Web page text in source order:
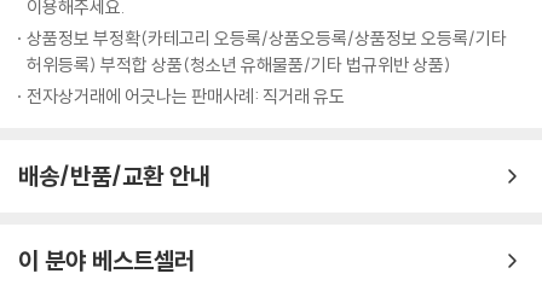
03) 아말피 해안과 남부 지역
-남부 지역의 하이라이트, 아말피 해안
▶이탈리아 남부 도시
② 폼페이
③ 소렌토
⑤ 아말피
북부 지역의 하이라이트 돌로미티부터
남쪽의 아말피, 소렌토, 살레르노까지
이탈리아 전역이 내 손바닥에 안에 꽉 있다!
북부 지역의 하이라이트인 돌로미티는 자동차 없이 여행하기 어려운 곳이
다. 알프스 산맥의 일부인 돌로미티에는 3,000m 이상의 봉우리가 18개,
있다. 눈으로 보면서도 믿기지 않는 대자연의 위용 앞에 입이 다물어지지
않는 곳. 그러나 천혜의 자연 속에서 천상의 드라이브를 즐기는 행운을 만
이용해주세요.
상품정보 부정확(카테고리 오등록/상품오등록/상품정보 오등록/기타
허위등록) 부적합 상품(청소년 유해물품/기타 법규위반 상품)
전자상거래에 어긋나는 판매사례: 직거래 유도
배송/반품/교환 안내
이 분야 베스트셀러